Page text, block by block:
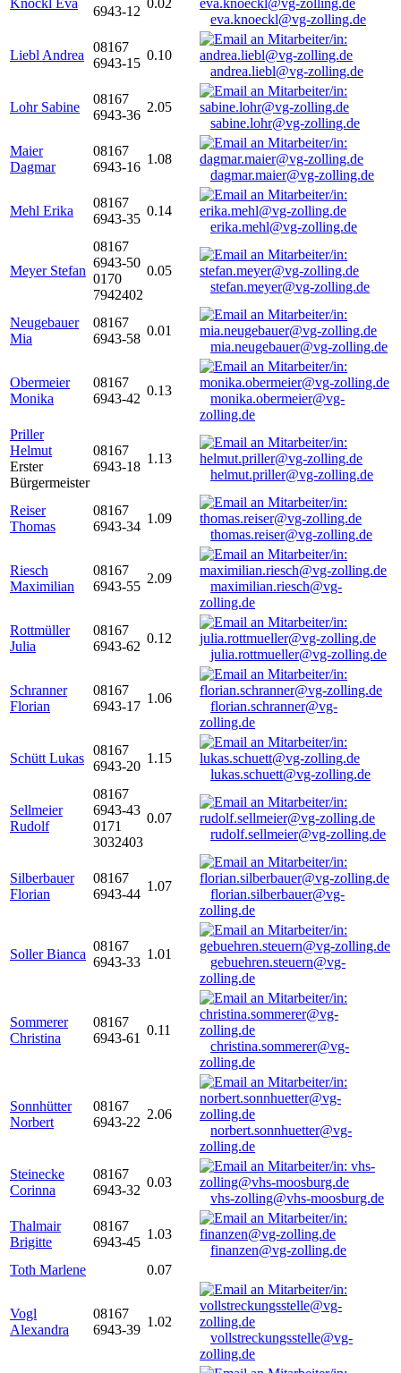
Knöckl Eva
6943-12
0.02
eva.knoeckl@vg-zolling.de
Liebl Andrea
08167
6943-15
0.10
andrea.liebl@vg-zolling.de
Lohr Sabine
08167
6943-36
2.05
sabine.lohr@vg-zolling.de
Maier
Dagmar
08167
6943-16
1.08
dagmar.maier@vg-zolling.de
Mehl Erika
08167
6943-35
0.14
erika.mehl@vg-zolling.de
Meyer Stefan
08167
6943-50
0170
7942402
0.05
stefan.meyer@vg-zolling.de
Neugebauer
Mia
08167
6943-58
0.01
mia.neugebauer@vg-zolling.de
Obermeier
Monika
08167
6943-42
0.13
monika.obermeier@vg-
zolling.de
Priller
Helmut
Erster
Bürgermeister
08167
6943-18
1.13
helmut.priller@vg-zolling.de
Reiser
Thomas
08167
6943-34
1.09
thomas.reiser@vg-zolling.de
Riesch
Maximilian
08167
6943-55
2.09
maximilian.riesch@vg-
zolling.de
Rottmüller
Julia
08167
6943-62
0.12
julia.rottmueller@vg-zolling.de
Schranner
Florian
08167
6943-17
1.06
florian.schranner@vg-
zolling.de
Schütt Lukas
08167
6943-20
1.15
lukas.schuett@vg-zolling.de
Sellmeier
Rudolf
08167
6943-43
0171
3032403
0.07
rudolf.sellmeier@vg-zolling.de
Silberbauer
Florian
08167
6943-44
1.07
florian.silberbauer@vg-
zolling.de
Soller Bianca
08167
6943-33
1.01
gebuehren.steuern@vg-
zolling.de
Sommerer
Christina
08167
6943-61
0.11
christina.sommerer@vg-
zolling.de
Sonnhütter
Norbert
08167
6943-22
2.06
norbert.sonnhuetter@vg-
zolling.de
Steinecke
Corinna
08167
6943-32
0.03
vhs-zolling@vhs-moosburg.de
Thalmair
Brigitte
08167
6943-45
1.03
finanzen@vg-zolling.de
Toth Marlene
0.07
Vogl
Alexandra
08167
6943-39
1.02
vollstreckungsstelle@vg-
zolling.de